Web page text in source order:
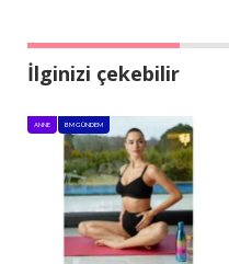
İlginizi çekebilir
ANNE BM GÜNDEM